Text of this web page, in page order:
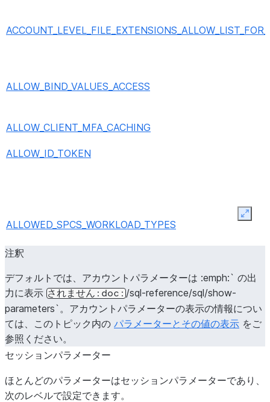
ALLOW_BIND_VALUES_ACCESS
ALLOW_CLIENT_MFA_CACHING
ALLOW_ID_TOKEN
ALLOWED_SPCS_WORKLOAD_TYPES
CLIENT_ENCRYPTION_KEY_SIZE
CORTEX_ENABLED_CROSS_REGION
注釈
デフォルトでは、アカウントパラメーターは :emph:` の出
力に表示 されません:doc:/sql-reference/sql/show-
parameters`。アカウントパラメーターの表示の情報につい
ては、このトピック内の パラメーターとその値の表示 をご
参照ください。
セッションパラメーター
ほとんどのパラメーターはセッションパラメーターであり、
次のレベルで設定できます。